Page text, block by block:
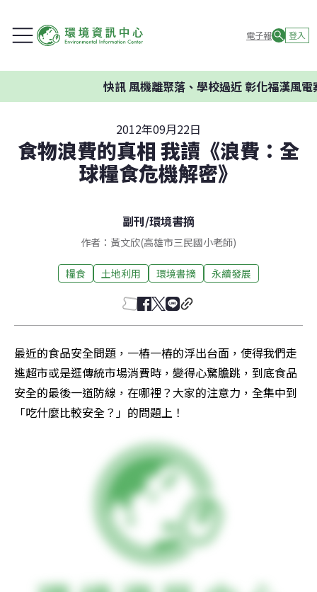
電子報 登入
快訊風機離聚落、學校過近 彰化福漢風電案
2012年09月22日
食物浪費的真相 我讀《浪費：全
球糧食危機解密》
副刊/環境書摘
作者：黃文欣(高雄市三民國小老師)
糧食 土地利用 環境書摘 永續發展
最近的食品安全問題，一樁一樁的浮出台面，使得我們走
進超市或是逛傳統市場消費時，變得心驚膽跳，到底食品
安全的最後一道防線，在哪裡？大家的注意力，全集中到
「吃什麼比較安全？」的問題上！